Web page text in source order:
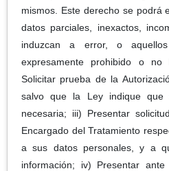
mismos. Este derecho se podrá
datos parciales, inexactos,
induzcan a error, o
expresamente prohibido o
Solicitar prueba de la
salvo que la Ley indique que
necesaria; iii) Presentar
Encargado del Tratamiento
a sus datos personales, y a
información; iv) Presentar